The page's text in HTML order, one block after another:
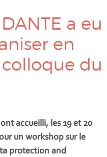
a eu
en
du
accueilli, les 19 et 20
un workshop sur le
protection and